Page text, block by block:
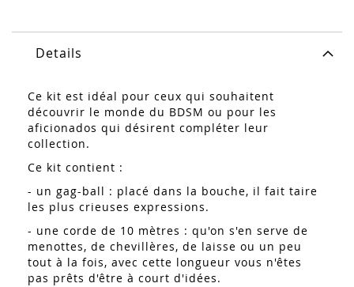
Details
Ce kit est idéal pour ceux qui souhaitent
découvrir le monde du BDSM ou pour les
aficionados qui désirent compléter leur
collection.
Ce kit contient :
- un gag-ball : placé dans la bouche, il fait taire
les plus crieuses expressions.
- une corde de 10 mètres : qu'on s'en serve de
menottes, de chevillères, de laisse ou un peu
tout à la fois, avec cette longueur vous n'êtes
pas prêts d'être à court d'idées.